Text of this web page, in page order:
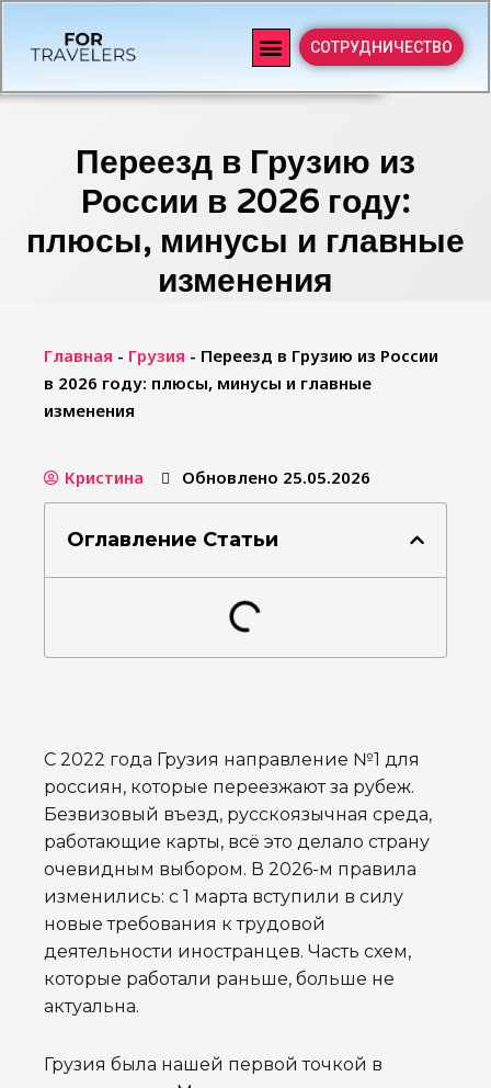
СОТРУДНИЧЕСТВО
Переезд в Грузию из
России в 2026 году:
плюсы, минусы и главные
изменения
Главная - Грузия - Переезд в Грузию из России
в 2026 году: плюсы, минусы и главные
изменения
Кристина Обновлено 25.05.2026
Оглавление Статьи
С 2022 года Грузия направление №1 для
россиян, которые переезжают за рубеж.
Безвизовый въезд, русскоязычная среда,
работающие карты, всё это делало страну
очевидным выбором. В 2026-м правила
изменились: с 1 марта вступили в силу
новые требования к трудовой
деятельности иностранцев. Часть схем,
которые работали раньше, больше не
актуальна.
Грузия была нашей первой точкой в